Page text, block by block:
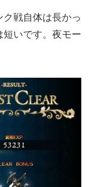
戦自体は長かっ
短いです。夜モー